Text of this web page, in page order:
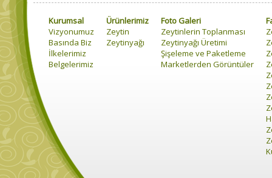
Kurumsal
Vizyonumuz
Basında Biz
İlkelerimiz
Belgelerimiz
Ürünlerimiz
Zeytin
Zeytinyağı
Foto Galeri
Zeytinlerin Toplanması
Zeytinyağı Üretimi
Şişeleme ve Paketleme
Marketlerden Görüntüler